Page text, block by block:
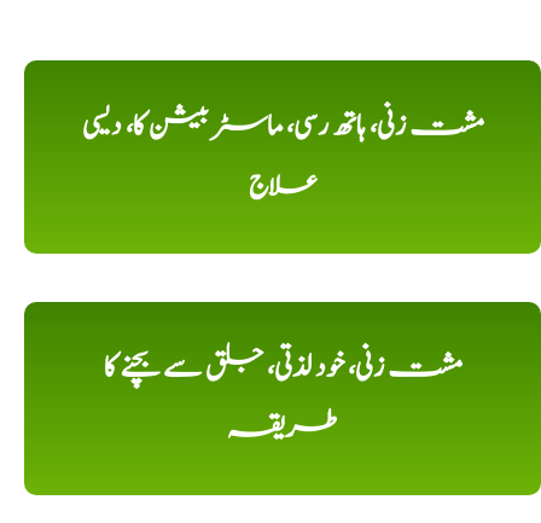
مشت زنی، ہاتھ رسی، ماسٹر بیشن کا، دیسی
علاج
مشت زنی، خود لذتی، جلق سے بچنے کا
طریقہ